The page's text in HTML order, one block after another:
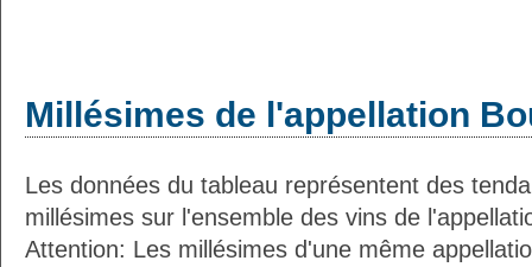
Millésimes de l'appellation
Les données du tableau représentent des
millésimes sur l'ensemble des vins de
Attention: Les millésimes d'une même